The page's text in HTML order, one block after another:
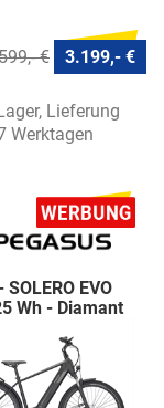
€ 3.199,- €
Lieferung
Werktagen
EVO
Wh - Diamant